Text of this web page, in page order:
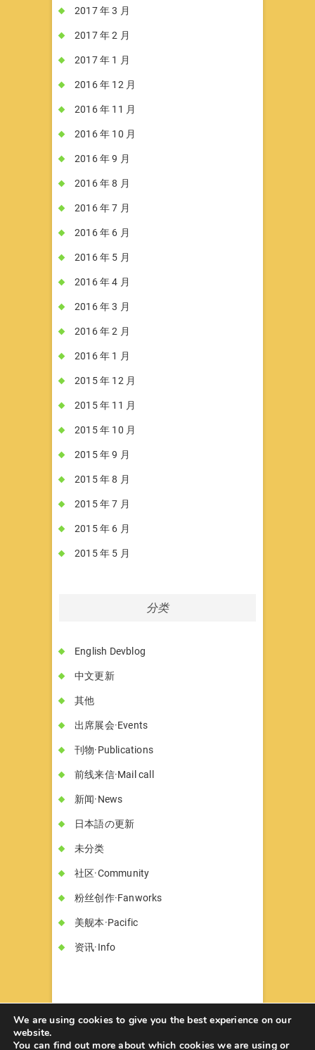
2017 年 3 月
2017 年 2 月
2017 年 1 月
2016 年 12 月
2016 年 11 月
2016 年 10 月
2016 年 9 月
2016 年 8 月
2016 年 7 月
2016 年 6 月
2016 年 5 月
2016 年 4 月
2016 年 3 月
2016 年 2 月
2016 年 1 月
2015 年 12 月
2015 年 11 月
2015 年 10 月
2015 年 9 月
2015 年 8 月
2015 年 7 月
2015 年 6 月
2015 年 5 月
分类
English Devblog
中文更新
其他
出席展会·Events
刊物·Publications
前线来信·Mail call
新闻·News
日本語の更新
未分类
社区·Community
粉丝创作·Fanworks
美舰本·Pacific
资讯·Info
© 2026书墓◇Circle Hon-haka| Designed
We are using cookies to give you the best experience on our
website.
You can find out more about which cookies we are using or